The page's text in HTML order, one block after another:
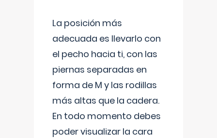
La posición más
adecuada es llevarlo con
el pecho hacia ti, con las
piernas separadas en
forma de M y las rodillas
más altas que la cadera.
En todo momento debes
poder visualizar la cara